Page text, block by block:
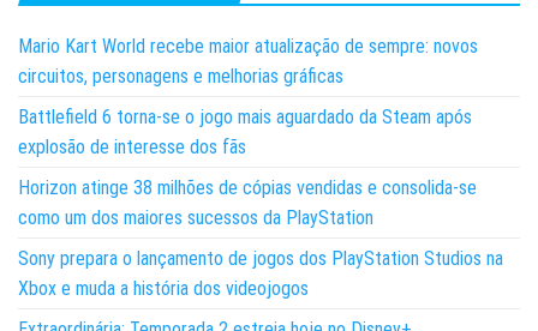
Mario Kart World recebe maior atualização de sempre: novos
circuitos, personagens e melhorias gráficas
Battlefield 6 torna-se o jogo mais aguardado da Steam após
explosão de interesse dos fãs
Horizon atinge 38 milhões de cópias vendidas e consolida-se
como um dos maiores sucessos da PlayStation
Sony prepara o lançamento de jogos dos PlayStation Studios na
Xbox e muda a história dos videojogos